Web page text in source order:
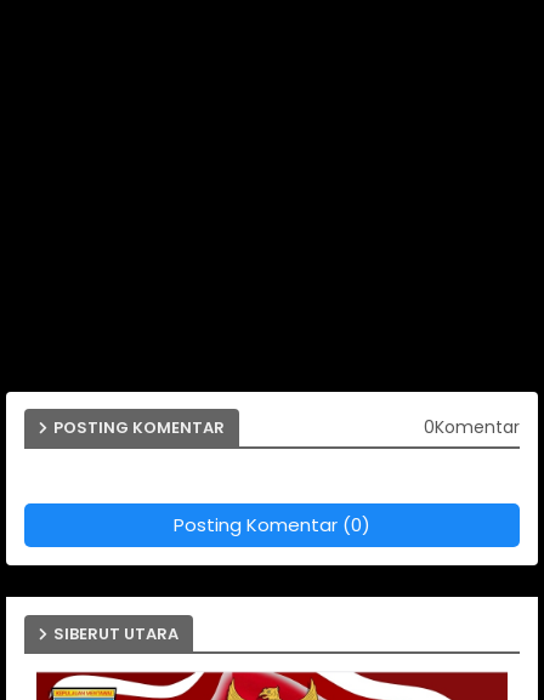
POSTING KOMENTAR 0Komentar
Posting Komentar (0)
SIBERUT UTARA